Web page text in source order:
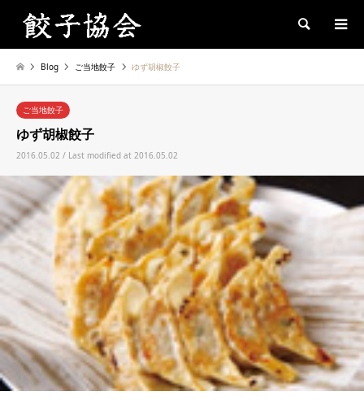
Search
Blog ご当地餃子 ゆず胡椒餃子
ご当地餃子
ゆず胡椒餃子
2016.05.02 / Last modified at 2016.05.02